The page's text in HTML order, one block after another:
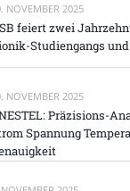
NOVEMBER 2025
feiert zwei
Studiengangs
NOVEMBER 2025
Präzisions-
Spannung